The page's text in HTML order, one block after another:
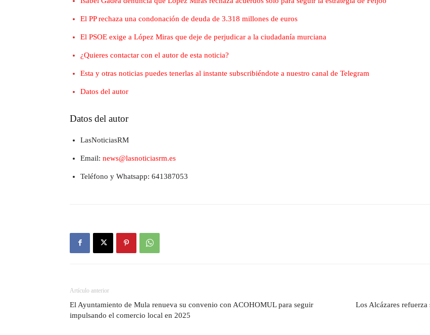
El PP rechaza una condonación de deuda de 3.318 millones de euros
El PSOE exige a López Miras que deje de perjudicar a la ciudadanía murciana
¿Quieres contactar con el autor de esta noticia?
Esta y otras noticias puedes tenerlas al instante subscribiéndote a nuestro canal de Telegram
Datos del autor
Datos del autor
LasNoticiasRM
Email: news@lasnoticiasrm.es
Teléfono y Whatsapp: 641387053
Artículo anterior
El Ayuntamiento de Mula renueva su convenio con ACOHOMUL para seguir
impulsando el comercio local en 2025
Los Alcázares